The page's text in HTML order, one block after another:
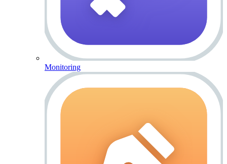
Monitoring